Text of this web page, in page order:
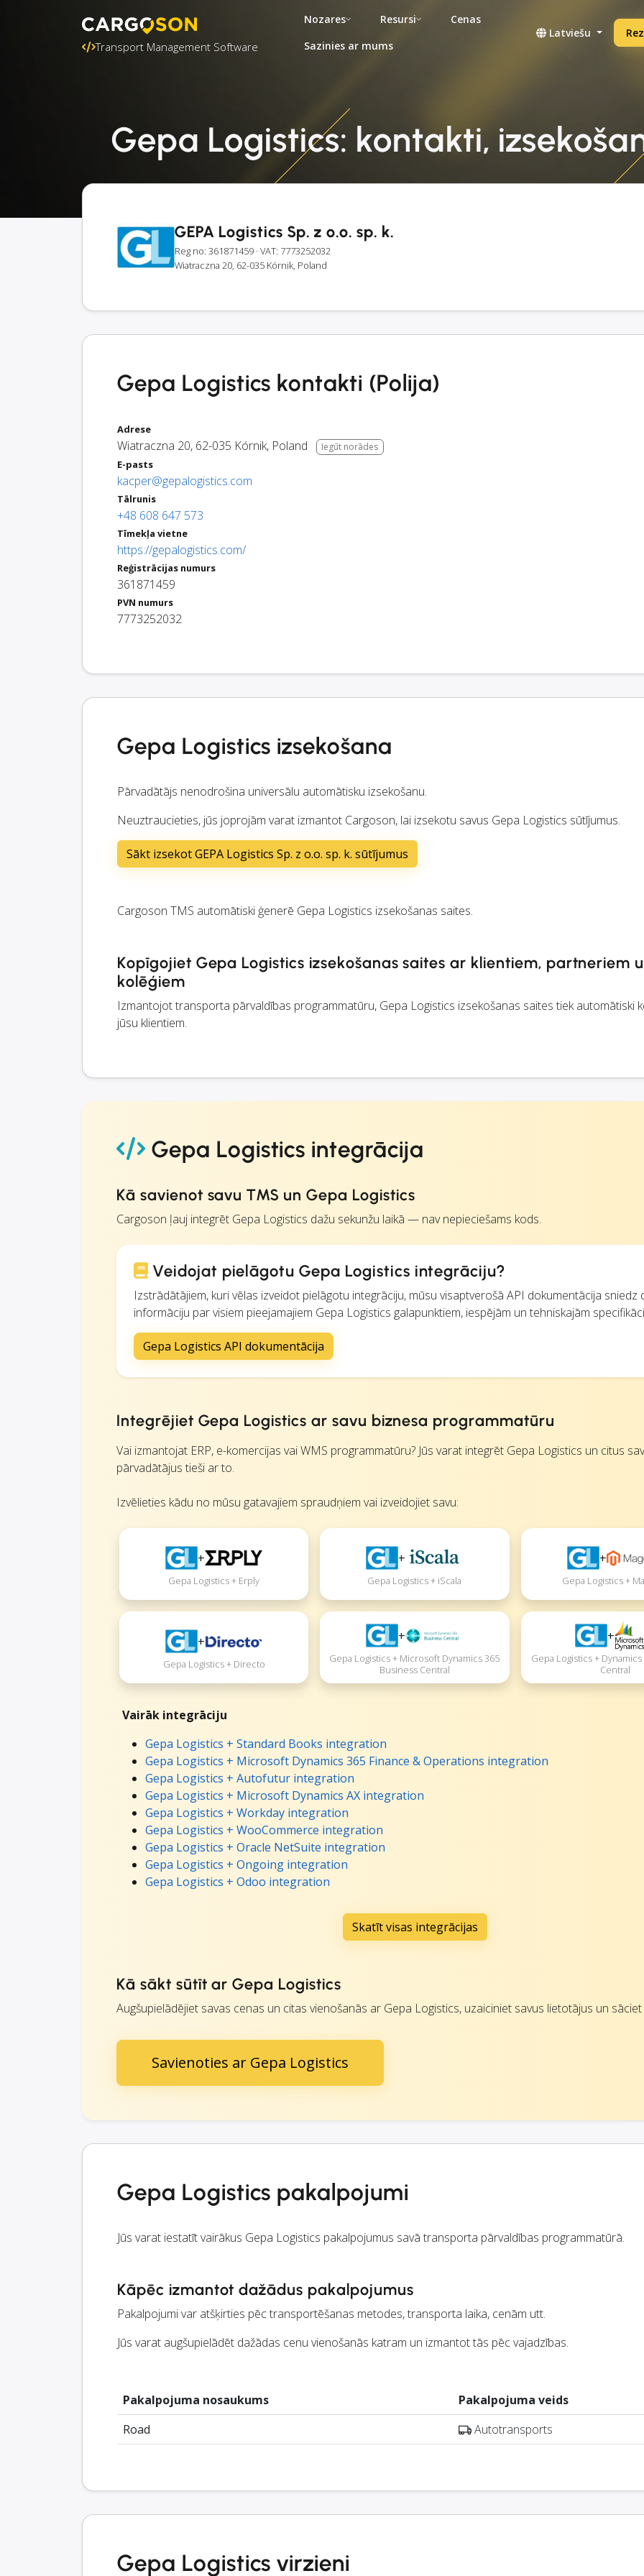
Transport Management Software
Nozares Resursi
Cenas
Sazinies ar mums
Latviešu
Gepa Logistics: kontakti,
GEPA Logistics Sp. z o.o. sp. k.
Reg no: 361871459 · VAT: 7773252032
Wiatraczna 20, 62-035 Kórnik, Poland
Gepa Logistics kontakti (Polija)
Adrese
Wiatraczna 20, 62-035 Kórnik, Poland Iegūt norādes
E-pasts
kacper@gepalogistics.com
Tālrunis
+48 608 647 573
Tīmekļa vietne
https://gepalogistics.com/
Reģistrācijas numurs
361871459
PVN numurs
7773252032
Gepa Logistics izsekošana
Pārvadātājs nenodrošina universālu automātisku izsekošanu.
Neuztraucieties, jūs joprojām varat izmantot Cargoson, lai izsekotu savus Gepa Logistics sūtījumus.
Sākt izsekot GEPA Logistics Sp. z o.o. sp. k. sūtījumus
Cargoson TMS automātiski ģenerē Gepa Logistics izsekošanas saites.
Kopīgojiet Gepa Logistics izsekošanas saites ar klientiem, partneriem
kolēģiem
Izmantojot transporta pārvaldības programmatūru, Gepa Logistics izsekošanas saites tiek automātiski
jūsu klientiem.
Gepa Logistics integrācija
Kā savienot savu TMS un Gepa Logistics
Cargoson ļauj integrēt Gepa Logistics dažu sekunžu laikā — nav nepieciešams kods.
Veidojat pielāgotu Gepa Logistics integrāciju?
Izstrādātājiem, kuri vēlas izveidot pielāgotu integrāciju, mūsu visaptverošā API dokumentācija sniedz
informāciju par visiem pieejamajiem Gepa Logistics galapunktiem, iespējām un tehniskajām
Gepa Logistics API dokumentācija
Integrējiet Gepa Logistics ar savu biznesa programmatūru
Vai izmantojat ERP, e-komercijas vai WMS programmatūru? Jūs varat integrēt Gepa Logistics un citus
pārvadātājus tieši ar to.
Izvēlieties kādu no mūsu gatavajiem spraudņiem vai izveidojiet savu:
+
Gepa Logistics + Erply
+
Gepa Logistics + iScala
+
Gepa Logistics +
+
Gepa Logistics + Directo
+
Gepa Logistics + Microsoft Dynamics 365
Business Central
+
Gepa Logistics +
Central
Vairāk integrāciju
Gepa Logistics + Standard Books integration
Gepa Logistics + Microsoft Dynamics 365 Finance & Operations integration
Gepa Logistics + Autofutur integration
Gepa Logistics + Microsoft Dynamics AX integration
Gepa Logistics + Workday integration
Gepa Logistics + WooCommerce integration
Gepa Logistics + Oracle NetSuite integration
Gepa Logistics + Ongoing integration
Gepa Logistics + Odoo integration
Skatīt visas integrācijas
Kā sākt sūtīt ar Gepa Logistics
Augšupielādējiet savas cenas un citas vienošanās ar Gepa Logistics, uzaiciniet savus lietotājus un
Savienoties ar Gepa Logistics
Gepa Logistics pakalpojumi
Jūs varat iestatīt vairākus Gepa Logistics pakalpojumus savā transporta pārvaldības programmatūrā.
Kāpēc izmantot dažādus pakalpojumus
Pakalpojumi var atšķirties pēc transportēšanas metodes, transporta laika, cenām utt.
Jūs varat augšupielādēt dažādas cenu vienošanās katram un izmantot tās pēc vajadzības.
Pakalpojuma nosaukums
Pakalpojuma veids
Road
Autotransports
Gepa Logistics virzieni